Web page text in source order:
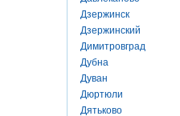
Дзержинск
Дзержинский
Димитровград
Дубна
Дуван
Дюртюли
Дятьково